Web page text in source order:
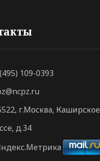
109-0393
г.Москва, Каширское
д.34